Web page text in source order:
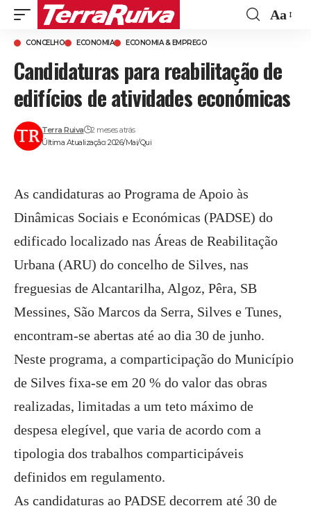
Aa
CONCELHO ECONOMIA ECONOMIA & EMPREGO
Candidaturas para reabilitação de
edifícios de atividades económicas
Última Atualização: 2026/Mai/Qui
Terra Ruiva 2 meses atrás
As candidaturas ao Programa de Apoio às
Dinâmicas Sociais e Económicas (PADSE) do
edificado localizado nas Áreas de Reabilitação
Urbana (ARU) do concelho de Silves, nas
freguesias de Alcantarilha, Algoz, Pêra, SB
Messines, São Marcos da Serra, Silves e Tunes,
encontram-se abertas até ao dia 30 de junho.
Neste programa, a comparticipação do Município
de Silves fixa-se em 20 % do valor das obras
realizadas, limitadas a um teto máximo de
despesa elegível, que varia de acordo com a
tipologia dos trabalhos comparticipáveis
definidos em regulamento.
As candidaturas ao PADSE decorrem até 30 de